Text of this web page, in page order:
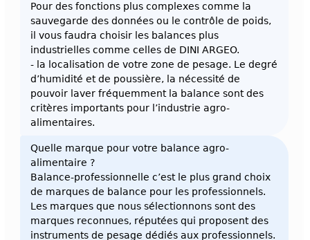
Pour des fonctions plus complexes comme la
sauvegarde des données ou le contrôle de poids,
il vous faudra choisir les balances plus
industrielles comme celles de DINI ARGEO.
- la localisation de votre zone de pesage. Le degré
d’humidité et de poussière, la nécessité de
pouvoir laver fréquemment la balance sont des
critères importants pour l’industrie agro-
alimentaires.
Quelle marque pour votre balance agro-
alimentaire ?
Balance-professionnelle c’est le plus grand choix
de marques de balance pour les professionnels.
Les marques que nous sélectionnons sont des
marques reconnues, réputées qui proposent des
instruments de pesage dédiés aux professionnels.